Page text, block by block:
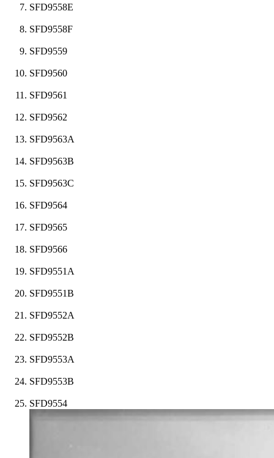
SFD9558E
SFD9558F
SFD9559
SFD9560
SFD9561
SFD9562
SFD9563A
SFD9563B
SFD9563C
SFD9564
SFD9565
SFD9566
SFD9551A
SFD9551B
SFD9552A
SFD9552B
SFD9553A
SFD9553B
SFD9554